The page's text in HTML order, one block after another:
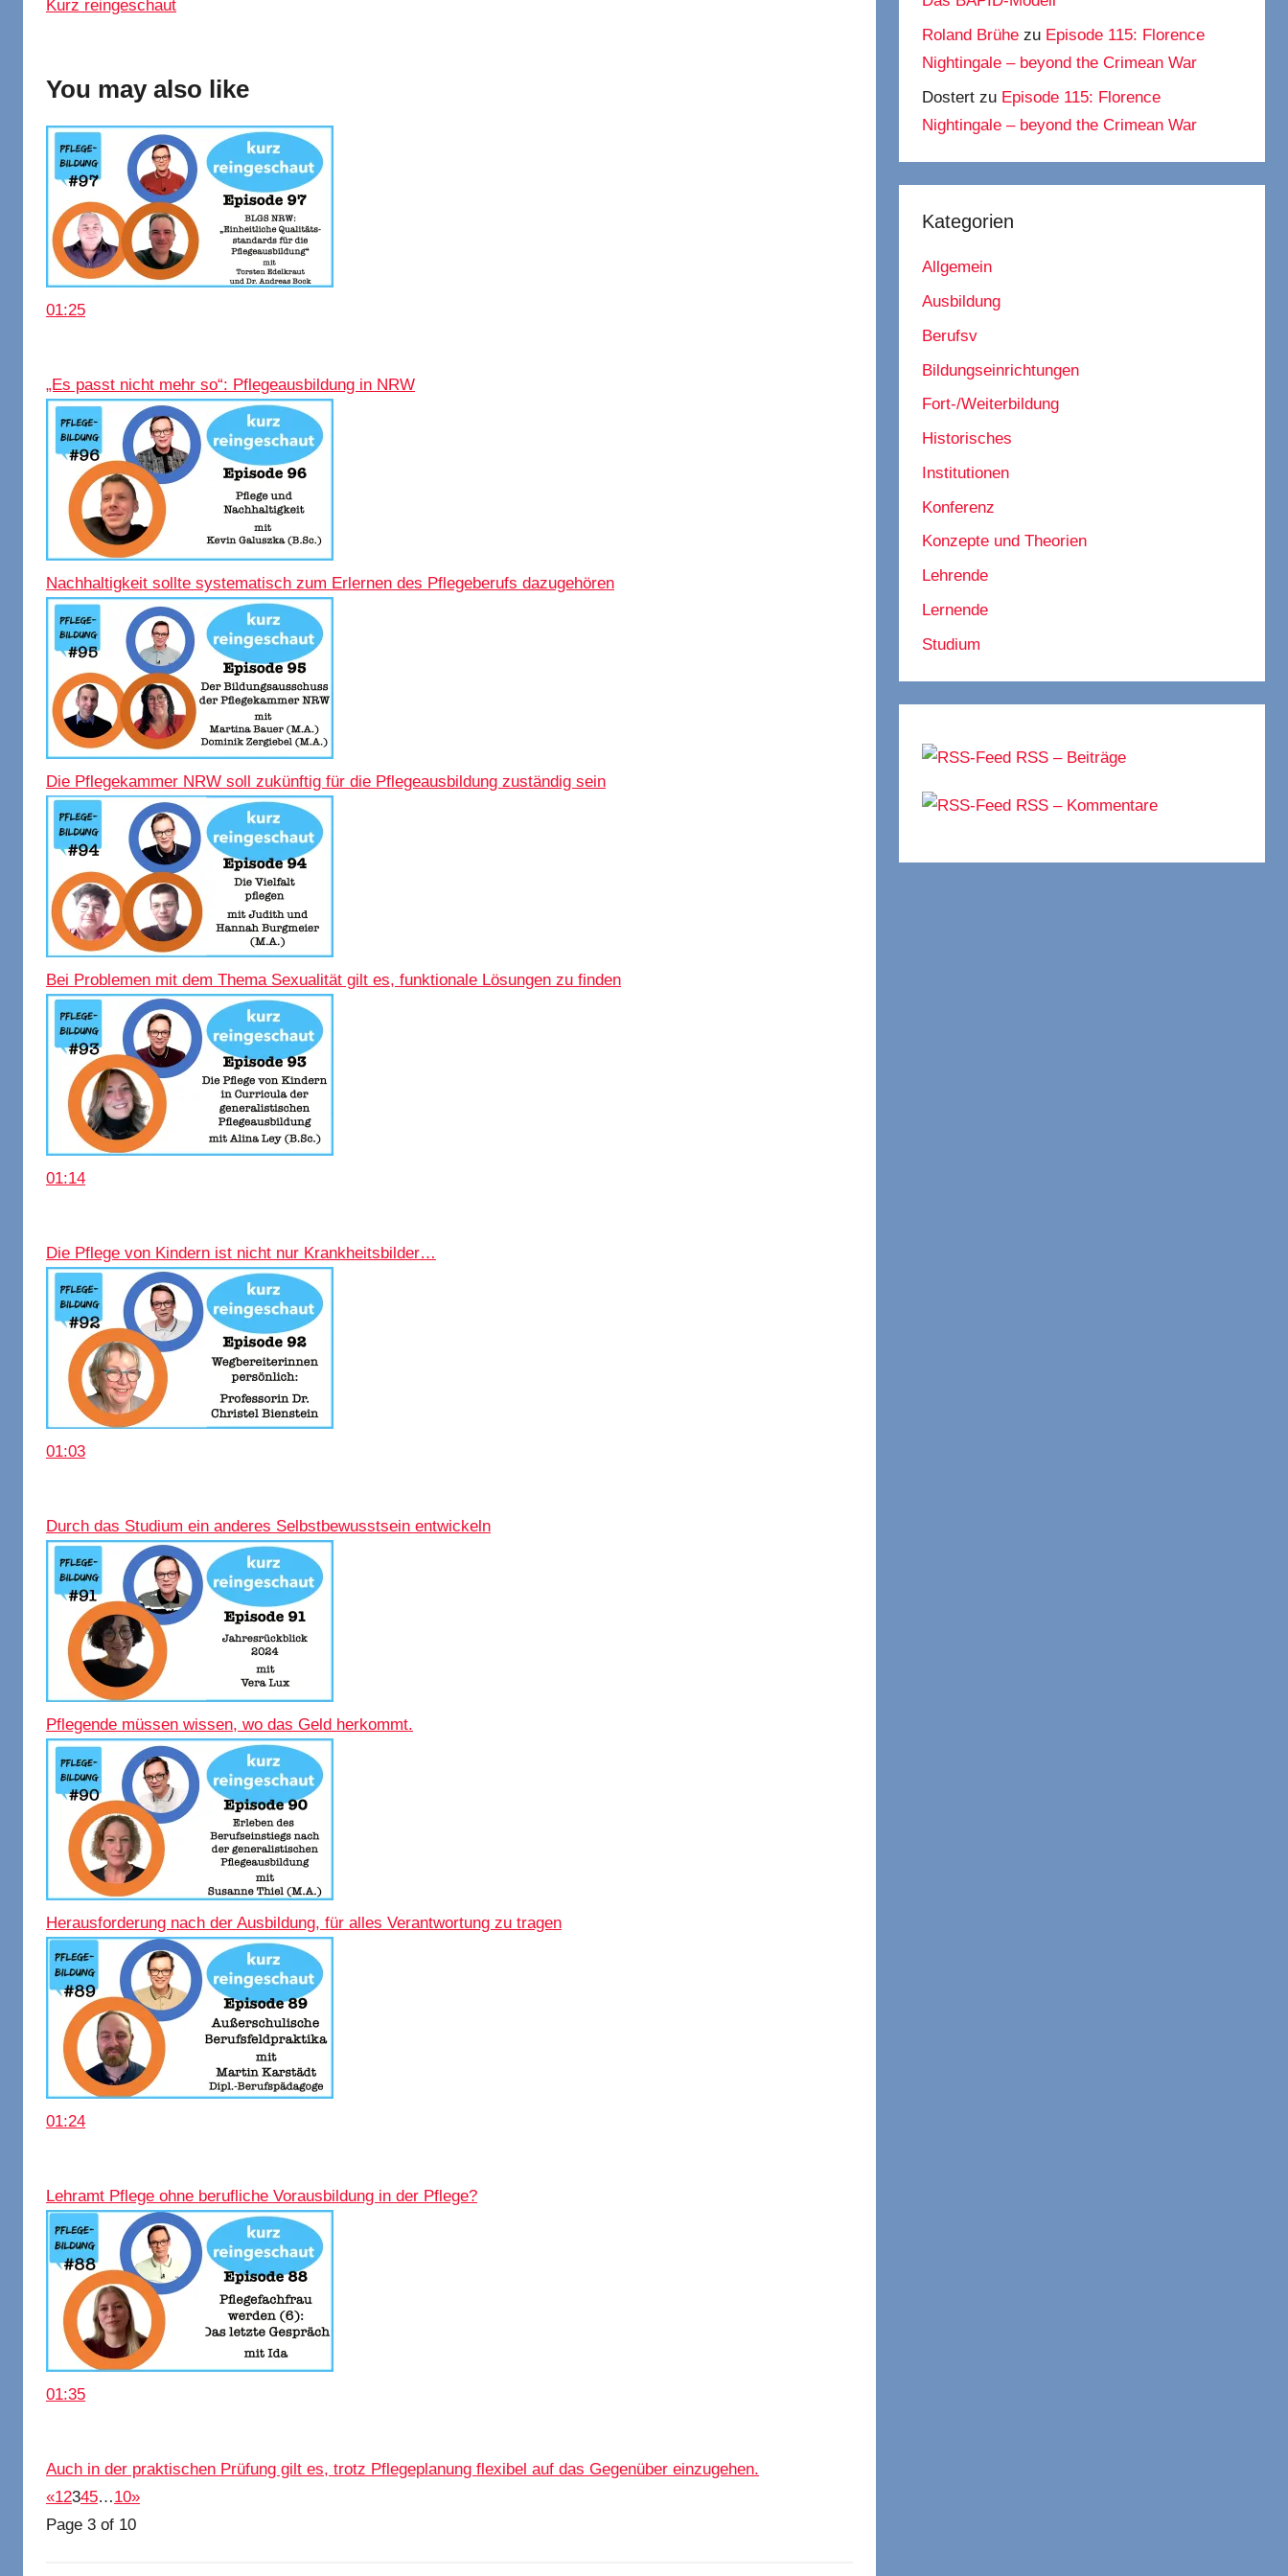
Kurz reingeschaut
You may also like
01:25
„Es passt nicht mehr so“: Pflegeausbildung in NRW
Nachhaltigkeit sollte systematisch zum Erlernen des Pflegeberufs dazugehören
Die Pflegekammer NRW soll zukünftig für die Pflegeausbildung zuständig sein
Bei Problemen mit dem Thema Sexualität gilt es, funktionale Lösungen zu finden
01:14
Die Pflege von Kindern ist nicht nur Krankheitsbilder…
01:03
Durch das Studium ein anderes Selbstbewusstsein entwickeln
Pflegende müssen wissen, wo das Geld herkommt.
Herausforderung nach der Ausbildung, für alles Verantwortung zu tragen
01:24
Lehramt Pflege ohne berufliche Vorausbildung in der Pflege?
01:35
Auch in der praktischen Prüfung gilt es, trotz Pflegeplanung flexibel auf das Gegenüber einzugehen.
«12345…10»
Page 3 of 10
Roland Brühe zu Episode 115: Florence
Nightingale – beyond the Crimean War
Dostert zu Episode 115: Florence
Nightingale – beyond the Crimean War
Kategorien
Allgemein
Ausbildung
Berufsv
Bildungseinrichtungen
Fort-/Weiterbildung
Historisches
Institutionen
Konferenz
Konzepte und Theorien
Lehrende
Lernende
Studium
RSS – Beiträge
RSS – Kommentare